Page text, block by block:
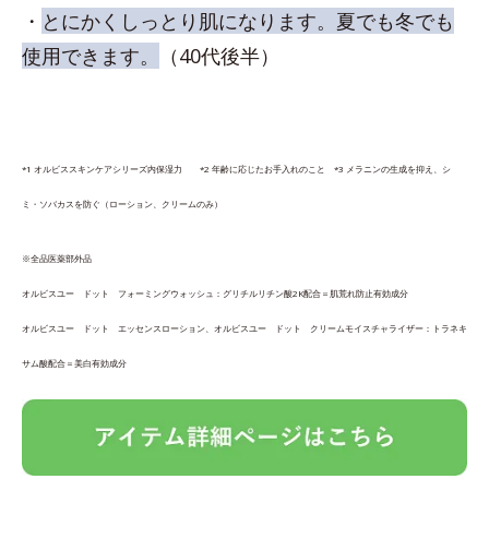
・ とにかくしっとり肌になります。夏でも冬でも
使用できます。
（40代後半）
*1 オルビススキンケアシリーズ内保湿力 *2 年齢に応じたお手入れのこと *3 メラニンの生成を抑え、シ
ミ・ソバカスを防ぐ（ローション、クリームのみ）
※全品医薬部外品
オルビスユー ドット フォーミングウォッシュ：グリチルリチン酸2K配合＝肌荒れ防止有効成分
オルビスユー ドット エッセンスローション、オルビスユー ドット クリームモイスチャライザー：トラネキ
サム酸配合＝美白有効成分